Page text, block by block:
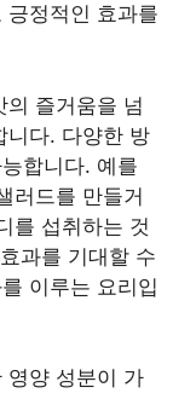
긍정적인 효과를
의 즐거움을 넘
니다. 다양한 방
합니다. 예를
러드를 만들거
를 섭취하는 것
과를 기대할 수
이루는 요리입
영양 성분이 가